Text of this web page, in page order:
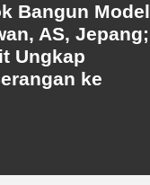
Bangun Model
AS, Jepang;
Ungkap
ke